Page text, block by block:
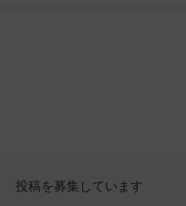
投稿を募集しています